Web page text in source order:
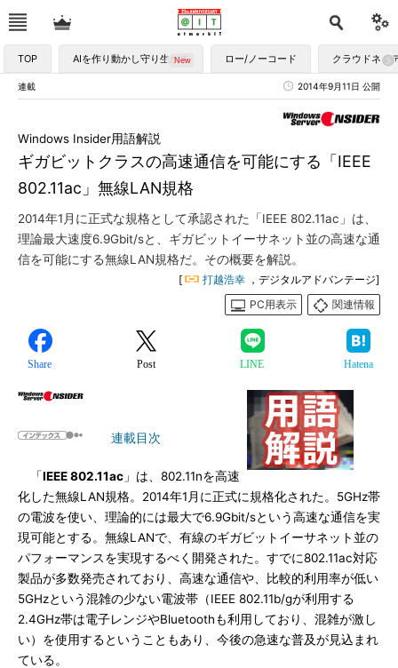
TOP AIを作り動かし守り生かす ロー/ノーコード クラウドネイ
連載 2014年9月11日 公開
ギガビットクラスの高速通信を可能にする「IEEE
802.11ac」無線LAN規格
Windows Insider用語解説
2014年1月に正式な規格として承認された「IEEE 802.11ac」は、
理論最大速度6.9Gbit/sと、ギガビットイーサネット並の高速な通
信を可能にする無線LAN規格だ。その概要を解説。
[ 打越浩幸 ，デジタルアドバンテージ]
PC用表示
関連情報
Share Post LINE Hatena
連載目次
「IEEE 802.11ac 」は、802.11nを高速
化した無線LAN規格。2014年1月に正式に規格化された。5GHz帯
の電波を使い、理論的には最大で6.9Gbit/sという高速な通信を実
現可能とする。無線LANで、有線のギガビットイーサネット並の
パフォーマンスを実現するべく開発された。すでに802.11ac対応
製品が多数発売されており、高速な通信や、比較的利用率が低い
5GHzという混雑の少ない電波帯（IEEE 802.11b/gが利用する
2.4GHz帯は電子レンジやBluetoothも利用しており、混雑が激し
い）を使用するということもあり、今後の急速な普及が見込まれ
ている。